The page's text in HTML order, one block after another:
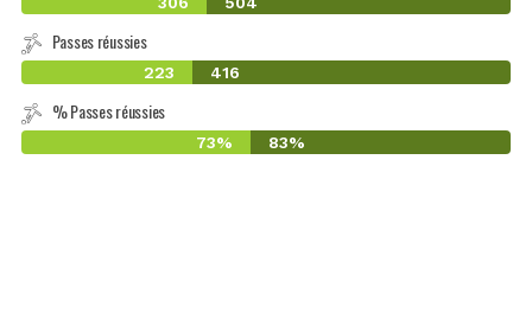
Passes réussies
223 416
% Passes réussies
73% 83%